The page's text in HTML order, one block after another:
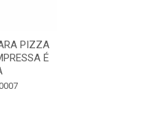
PIZZA
É